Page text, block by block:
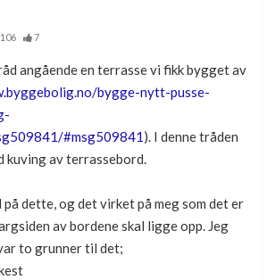
på
Boligmappa
106 7
angående en terrasse vi fikk bygget av
bygge-nytt-pusse-
#msg509841). I denne tråden
kuving av terrassebord.
dette, og det virket på meg som det er
av bordene skal ligge opp. Jeg
to grunner til det;